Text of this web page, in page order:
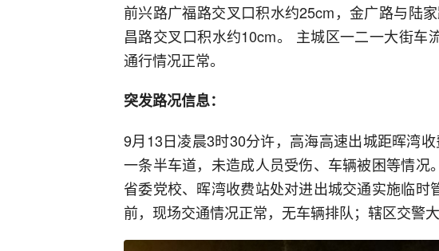
前兴路广福路交叉口积水约25cm，金广路与陆
昌路交叉口积水约10cm。 主城区一二一大街车
通行情况正常。
突发路况信息：
9月13日凌晨3时30分许，高海高速出城距晖湾
一条半车道，未造成人员受伤、车辆被困等情况
省委党校、晖湾收费站处对进出城交通实施临时
前，现场交通情况正常，无车辆排队；辖区交警